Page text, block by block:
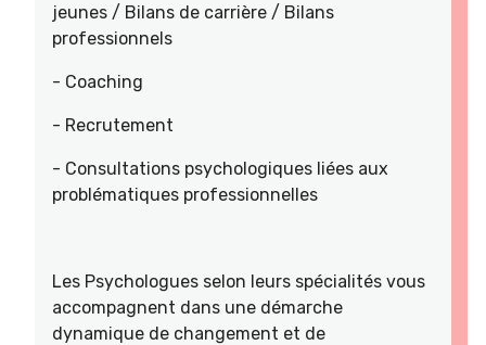
jeunes / Bilans de carrière / Bilans
professionnels
- Coaching
- Recrutement
- Consultations psychologiques liées aux
problématiques professionnelles
Les Psychologues selon leurs spécialités vous
accompagnent dans une démarche
dynamique de changement et de